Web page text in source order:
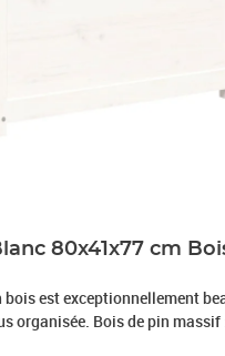
80x41x77 cm
bois est exceptionnellement
organisée. Bois de pin massif
naturel magnifique. Le